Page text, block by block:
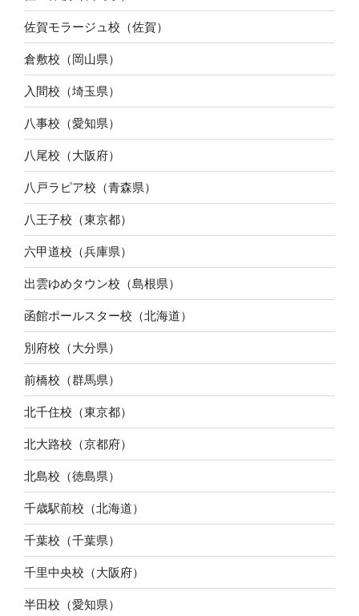
佐賀モラージュ校（佐賀）
倉敷校（岡山県）
入間校（埼玉県）
八事校（愛知県）
八尾校（大阪府）
八戸ラピア校（青森県）
八王子校（東京都）
六甲道校（兵庫県）
出雲ゆめタウン校（島根県）
函館ポールスター校（北海道）
別府校（大分県）
前橋校（群馬県）
北千住校（東京都）
北大路校（京都府）
北島校（徳島県）
千歳駅前校（北海道）
千葉校（千葉県）
千里中央校（大阪府）
半田校（愛知県）